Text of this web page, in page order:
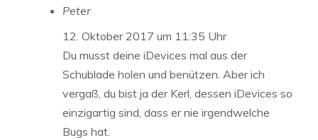
Peter
12. Oktober 2017 um 11:35 Uhr
Du musst deine iDevices mal aus der
Schublade holen und benützen. Aber ich
vergaß, du bist ja der Kerl, dessen iDevices so
einzigartig sind, dass er nie irgendwelche
Bugs hat.